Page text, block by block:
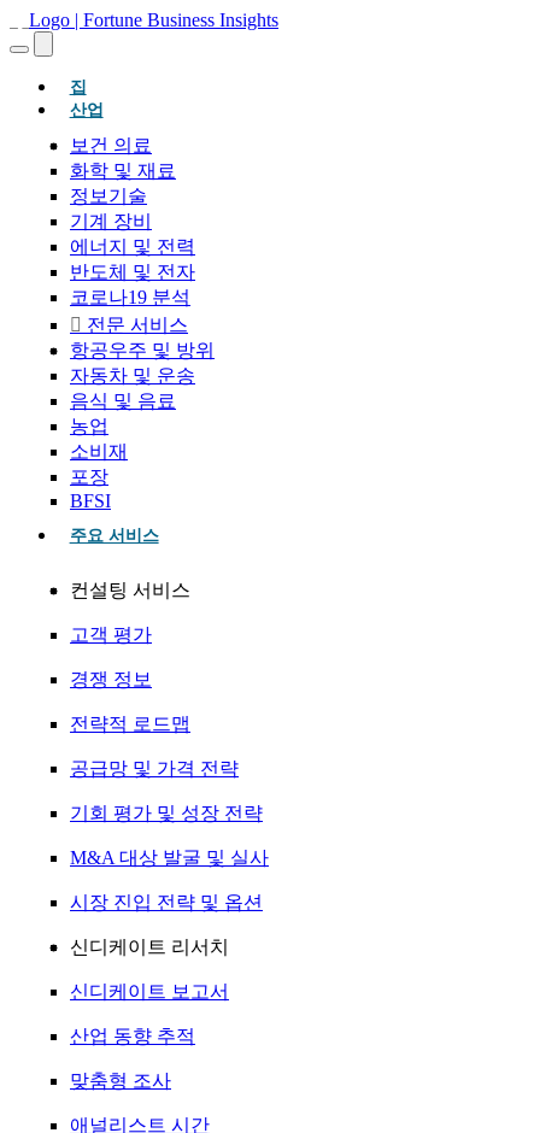
집(현재의)
산업
보건 의료
화학 및 재료
정보기술
기계 장비
에너지 및 전력
반도체 및 전자
코로나19 분석
전문 서비스
항공우주 및 방위
자동차 및 운송
음식 및 음료
농업
소비재
포장
BFSI
주요 서비스
컨설팅 서비스
고객 평가
경쟁 정보
전략적 로드맵
공급망 및 가격 전략
기회 평가 및 성장 전략
M&A 대상 발굴 및 실사
시장 진입 전략 및 옵션
신디케이트 리서치
신디케이트 보고서
산업 동향 추적
맞춤형 조사
애널리스트 시간